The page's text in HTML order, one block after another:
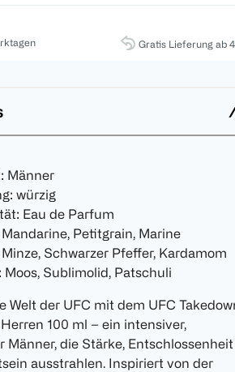
Gratis Lieferung ab
Männer
würzig
Eau de Parfum
Petitgrain, Marine
Schwarzer Pfeffer, Kardamom
Moos, Sublimolid, Patschuli
Welt der UFC mit dem UFC
100 ml – ein intensiver,
die Stärke, Entschlossenheit
ausstrahlen. Inspiriert von der